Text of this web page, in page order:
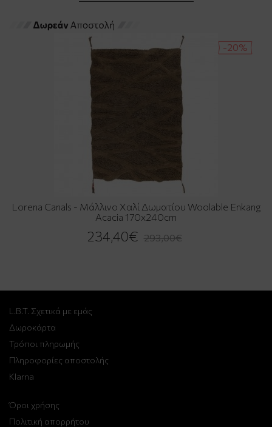
-20%
Lorena Canals - Μάλλινο Χαλί Δωματίου Woolable Enkang
Acacia 170x240cm
234,40€ 293,00€
L.B.T. Σχετικά με εμάς
Δωροκάρτα
Τρόποι πληρωμής
Πληροφορίες αποστολής
Klarna
Όροι χρήσης
Πολιτική απορρήτου